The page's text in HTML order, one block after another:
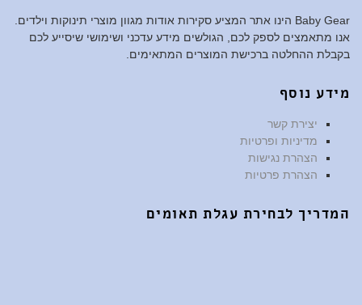
Baby Gear הינו אתר המציע סקירות אודות מגוון מוצרי תינוקות וילדים.
אנו מתאמצים לספק לכם, הגולשים מידע עדכני ושימושי שיסייע לכם
בקבלת ההחלטה ברכישת המוצרים המתאימים.
מידע נוסף
יצירת קשר
מדיניות ופרטיות
הצהרת נגישות
הצהרת פרטיות
המדריך לבחירת עגלת תאומים